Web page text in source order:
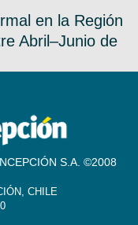
en la Región
Abril–Junio de
S.A. ©2008
CHILE